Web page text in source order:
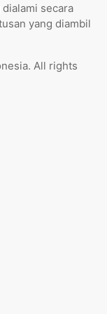
secara
yang diambil
All rights